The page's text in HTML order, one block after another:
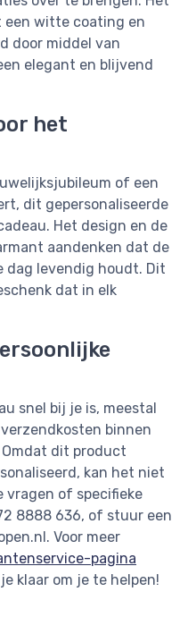
een witte coating en
door middel van
elegant en blijvend
het
of een
dit gepersonaliseerde
Het design en de
aandenken dat de
dag levendig houdt. Dit
dat in elk
snel bij je is, meestal
binnen
dit product
kan het niet
vragen of specifieke
8888 636, of stuur een
. Voor meer
pagina
klaar om je te helpen!